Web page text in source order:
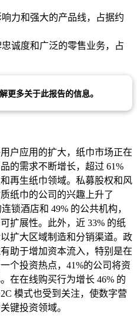
力和强大的产品线，占据约
诚度和广泛的零售业务，占
解更多关于此报告的信息。
户应用的扩大，纸巾市场正在
的需求不断增长，超过 61%
再生纸巾领域。私募股权和风
纸巾的公司的兴趣上升了
锁酒店和 49% 的公共机构，
扩展性。此外，近 33% 的纸
扩大区域制造和分销渠道。政
助于增加资本流入，特别是在
个投资热点，41%的公司将资
在在线购买行为增长 46% 的
模式也受到关注，使数字营
键投资领域。